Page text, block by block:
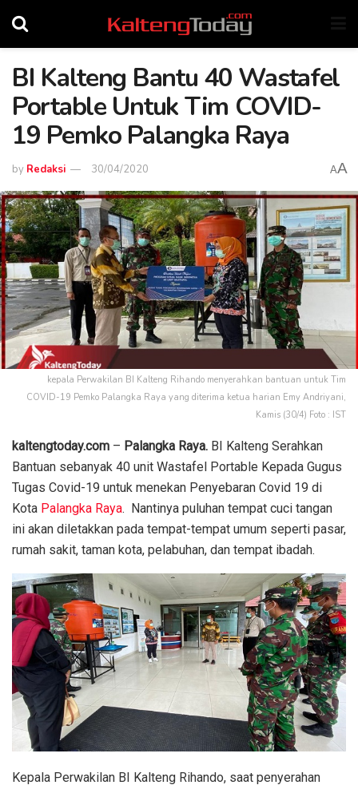
BI Kalteng Bantu 40 Wastafel
Portable Untuk Tim COVID-
19 Pemko Palangka Raya
by Redaksi 30/04/2020 AA
kepala Perwakilan BI Kalteng Rihando menyerahkan bantuan untuk Tim
COVID-19 Pemko Palangka Raya yang diterima ketua harian Emy Andriyani,
Kamis (30/4) Foto : IST
kaltengtoday.com – Palangka Raya. BI Kalteng Serahkan
Bantuan sebanyak 40 unit Wastafel Portable Kepada Gugus
Tugas Covid-19 untuk menekan Penyebaran Covid 19 di
Kota Palangka Raya. Nantinya puluhan tempat cuci tangan
ini akan diletakkan pada tempat-tempat umum seperti pasar,
rumah sakit, taman kota, pelabuhan, dan tempat ibadah.
Kepala Perwakilan BI Kalteng Rihando, saat penyerahan